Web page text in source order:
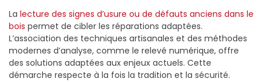
La lecture des signes d’usure ou de défauts anciens dans le
bois permet de cibler les réparations adaptées.
L’association des techniques artisanales et des méthodes
modernes d’analyse, comme le relevé numérique, offre
des solutions adaptées aux enjeux actuels. Cette
démarche respecte à la fois la tradition et la sécurité.